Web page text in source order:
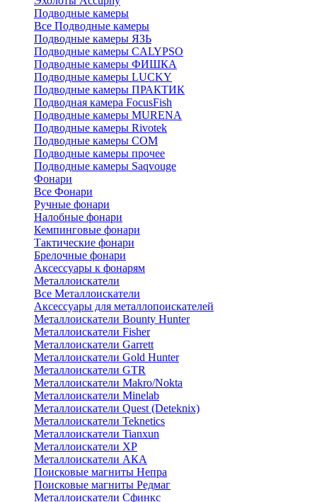
Подводные камеры
Все Подводные камеры
Подводные камеры ЯЗЬ
Подводные камеры CALYPSO
Подводные камеры ФИШКА
Подводные камеры LUCKY
Подводные камеры ПРАКТИК
Подводная камера FocusFish
Подводные камеры MURENA
Подводные камеры Rivotek
Подводные камеры СОМ
Подводные камеры прочее
Подводные камеры Saqvouge
Фонари
Все Фонари
Ручные фонари
Налобные фонари
Кемпинговые фонари
Тактические фонари
Брелочные фонари
Аксессуары к фонарям
Металлоискатели
Все Металлоискатели
Аксессуары для металлопоискателей
Металлоискатели Bounty Hunter
Металлоискатели Fisher
Металлоискатели Garrett
Металлоискатели Gold Hunter
Металлоискатели GTR
Металлоискатели Makro/Nokta
Металлоискатели Minelab
Металлоискатели Quest (Deteknix)
Металлоискатели Teknetics
Металлоискатели Tianxun
Металлоискатели XP
Металлоискатели АКА
Поисковые магниты Непра
Поисковые магниты Редмаг
Металлоискатели Сфинкс